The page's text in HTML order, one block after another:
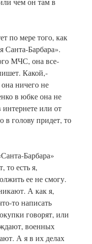
по мере того, как
Санта-Барбара».
МЧС, она все-
Какой,-
ничего не
в юбке она не
интернете или от
в голову придет, то
Барбара»
то есть я,
ее не смогу.
А как я,
то написать
говорят, или
военных
А я в их делах